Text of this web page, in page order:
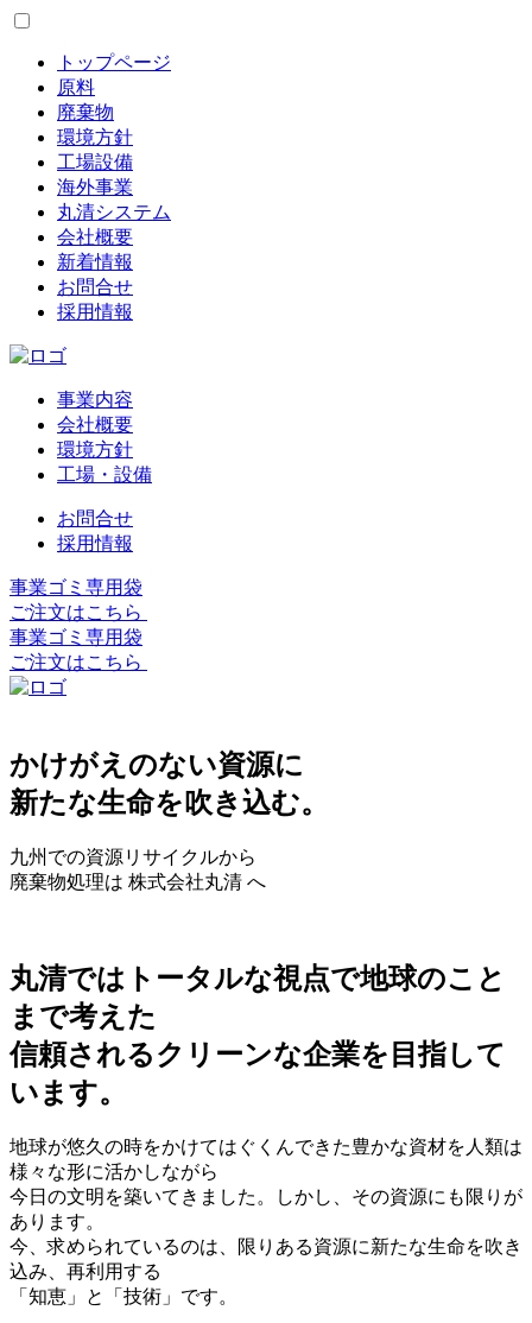
トップページ
原料
廃棄物
環境方針
工場設備
海外事業
丸清システム
会社概要
新着情報
お問合せ
採用情報
事業内容
会社概要
環境方針
工場・設備
お問合せ
採用情報
事業ゴミ専用袋
ご注文はこちら
事業ゴミ専用袋
ご注文はこちら
かけがえのない資源に
新たな生命を吹き込む。
九州での資源リサイクルから
廃棄物処理は 株式会社丸清 へ
丸清ではトータルな視点で地球のこと
まで考えた
信頼されるクリーンな企業を目指して
います。
地球が悠久の時をかけてはぐくんできた豊かな資材を人類は
様々な形に活かしながら
今日の文明を築いてきました。しかし、その資源にも限りが
あります。
今、求められているのは、限りある資源に新たな生命を吹き
込み、再利用する
「知恵」と「技術」です。